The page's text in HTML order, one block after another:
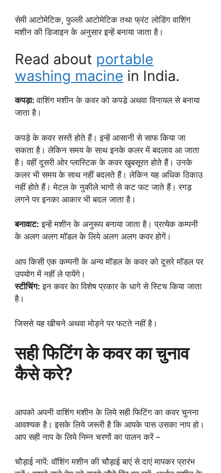
सेमी आटोमेटिक, फुल्ली आटोमेटिक तथा फ्रंट लोडिंग वाशिंग
मशीन की डिजाइन के अनुसार इन्हें बनाया जाता है।
Read about portable
washing macine in India.
कपड़ा:वाशिंग मशीन के कवर को कपडे़ अथवा विनायल से बनाया
जाता है।
कपड़े के कवर सस्तें होते हैं। इन्हें आसानी से साफ किया जा
सकता है। लेकिन समय के साथ इनके कलर में बदलाव आ जाता
है। वहीं दूसरी ओर प्लास्टिक के कवर खुबसूरत होते हैं। उनके
कलर भी समय के साथ नहीं बदलते हैं। लेकिन यह अधिक ठिकाउ
नहीं होते हैं। मेटल के नुकीले भागों से कट फट जाते हैं। रगड़
लगने पर इनका आकार भी बदल जाता है।
बनावाट: इन्हें मशीन के अनुरूप बनाया जाता है। प्रत्येक कम्पनी
के अलग अलग मॉडल के लिये अलग अलग कवर होगें।
आप किसी एक कम्पनी के अन्य मॉडल के कवर को दूसरे मॉडल पर
उपयोग में नहीं ले पायेंगे।
स्टीचिंग: इन कवर केा विशेष प्रकार के धागे से स्टिच किया जाता
है।
जिससे यह खीचने अथवा मोड़ने पर फटते नहीं है।
सही फिटिंग के कवर का चुनाव
कैसे करे?
आपको अपनी वाशिंग मशीन के लिये सही फिटिंग का कवर चुनना
आवश्यक है। इसके लिये जरूरी है कि आपके पास उसका नाप हो।
आप सही नाप के लिये निम्न चरणों का पालन करें –
चौड़ाई नापें: वॉशिंग मशीन की चौड़ाई बाएं से दाएं मापकर प्रारंभ